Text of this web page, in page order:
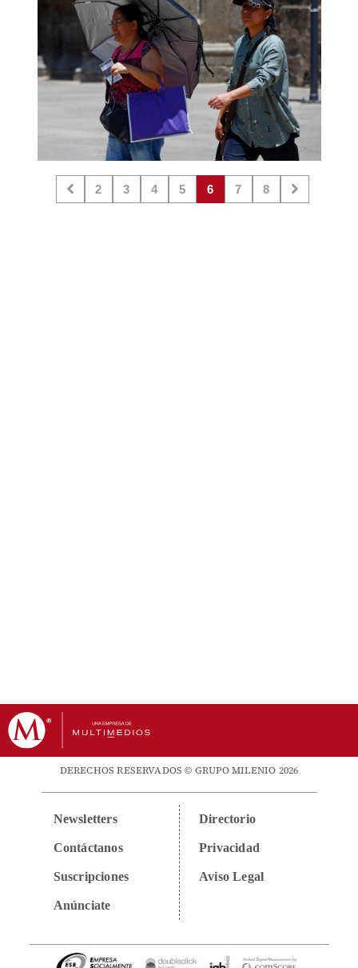
2 3 4 5 6 7 8
DERECHOS RESERVADOS © GRUPO MILENIO 2026
Newsletters
Contáctanos
Suscripciones
Anúnciate
Directorio
Privacidad
Aviso Legal